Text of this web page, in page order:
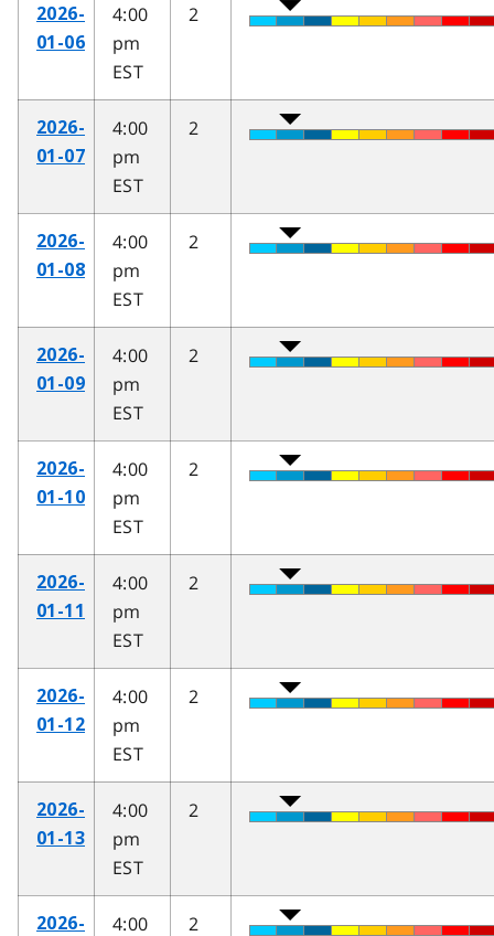
2026-
01-06
4:00
pm
EST
2
2026-
01-07
4:00
pm
EST
2
2026-
01-08
4:00
pm
EST
2
2026-
01-09
4:00
pm
EST
2
2026-
01-10
4:00
pm
EST
2
2026-
01-11
4:00
pm
EST
2
2026-
01-12
4:00
pm
EST
2
2026-
01-13
4:00
pm
EST
2
2026-
4:00
2